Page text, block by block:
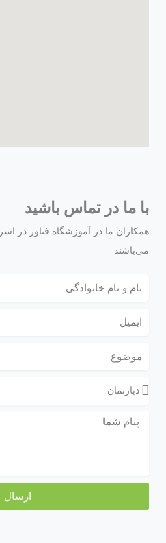
با ما در تماس باشید
همکاران ما در آموزشگاه فناور در
می‌باشند
ارسال